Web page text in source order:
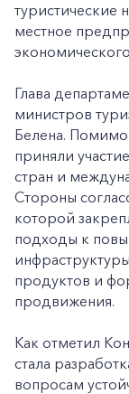
туристические
местное
Глава
министров
Белена.
приняли
стран и
Стороны
которой
подходы к
продуктов и
продвижения.
Как отметил
стала
вопросам